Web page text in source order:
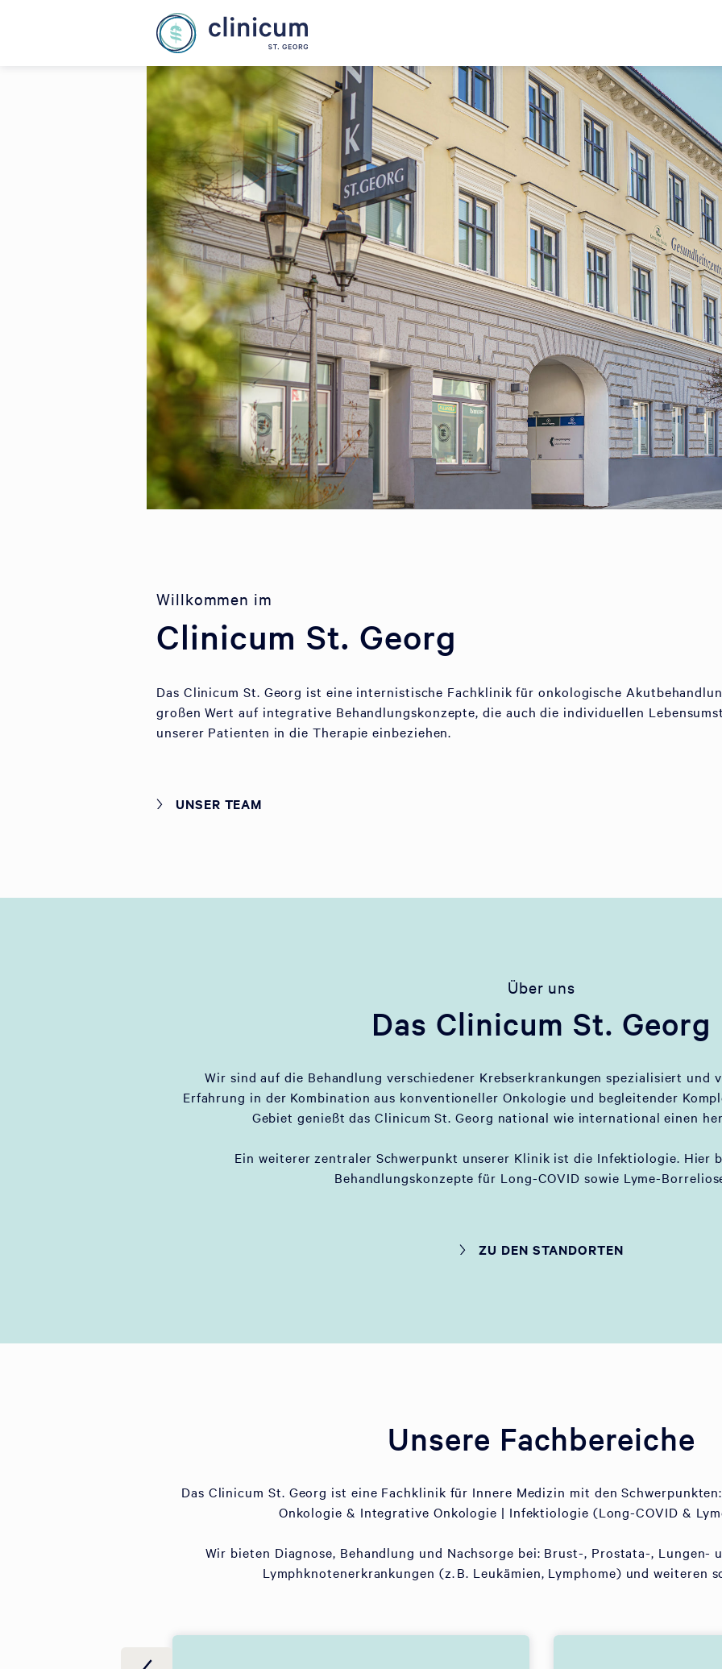
Willkommen im
Clinicum St. Georg
Das Clinicum St. Georg ist eine internistische Fachklinik für onkologische
großen Wert auf integrative Behandlungskonzepte, die auch die individuellen
unserer Patienten in die Therapie einbeziehen.
UNSER TEAM
Über uns
Das Clinicum St. Georg
Wir sind auf die Behandlung verschiedener Krebserkrankungen spezialisiert und
Erfahrung in der Kombination aus konventioneller Onkologie und begleitender
Gebiet genießt das Clinicum St. Georg national wie international einen
Ein weiterer zentraler Schwerpunkt unserer Klinik ist die Infektiologie. Hier
Behandlungskonzepte für Long-COVID sowie Lyme-
ZU DEN STANDORTEN
Unsere Fachbereiche
Das Clinicum St. Georg ist eine Fachklinik für Innere Medizin mit den
Onkologie & Integrative Onkologie | Infektiologie (Long-COVID &
Wir bieten Diagnose, Behandlung und Nachsorge bei: Brust-, Prostata-, Lungen-
Lymphknotenerkrankungen (z. B. Leukämien, Lymphome) und weiteren